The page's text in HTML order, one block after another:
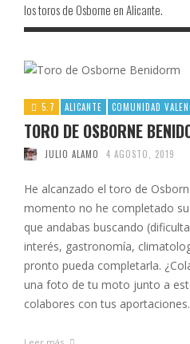
los toros de Osborne en Alicante.
5.7 ALICANTE COMUNIDAD
TORO DE OSBORNE
JULIO ALAMO 4 AGOSTO, 2019
He alcanzado el toro de
momento no he completado
que andabas buscando
interés, gastronomía,
pronto pueda completarla.
una foto de tu moto junto a
colabores con tus